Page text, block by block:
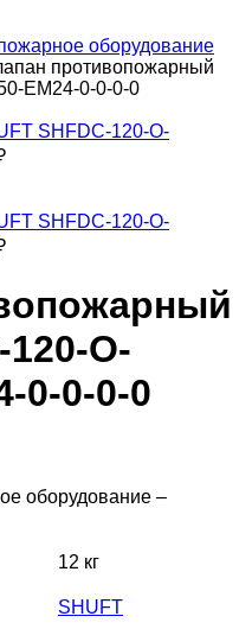
оборудование
противопожарный
EM24-0-0-0-0
SHFDC-120-O-
SHFDC-120-O-
120-O-
0-0-0-0
оборудование –
12 кг
SHUFT